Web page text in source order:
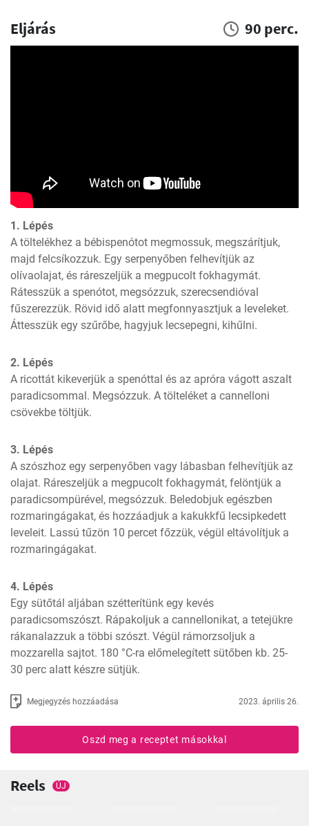
Eljárás 90 perc.
1. Lépés
A töltelékhez a bébispenótot megmossuk, megszárítjuk,
majd felcsíkozzuk. Egy serpenyőben felhevítjük az
olívaolajat, és ráreszeljük a megpucolt fokhagymát.
Rátesszük a spenótot, megsózzuk, szerecsendióval
fűszerezzük. Rövid idő alatt megfonnyasztjuk a leveleket.
Áttesszük egy szűrőbe, hagyjuk lecsepegni, kihűlni.
2. Lépés
A ricottát kikeverjük a spenóttal és az apróra vágott aszalt
paradicsommal. Megsózzuk. A tölteléket a cannelloni
csövekbe töltjük.
3. Lépés
A szószhoz egy serpenyőben vagy lábasban felhevítjük az
olajat. Ráreszeljük a megpucolt fokhagymát, felöntjük a
paradicsompürével, megsózzuk. Beledobjuk egészben
rozmaringágakat, és hozzáadjuk a kakukkfű lecsipkedett
leveleit. Lassú tűzön 10 percet főzzük, végül eltávolítjuk a
rozmaringágakat.
4. Lépés
Egy sütőtál aljában szétterítünk egy kevés
paradicsomszószt. Rápakoljuk a cannellonikat, a tetejükre
rákanalazzuk a többi szószt. Végül rámorzsoljuk a
mozzarella sajtot. 180 °C-ra előmelegített sütőben kb. 25-
30 perc alatt készre sütjük.
Megjegyzés hozzáadása 2023. április 26.
Oszd meg a receptet másokkal
Reels ÚJ